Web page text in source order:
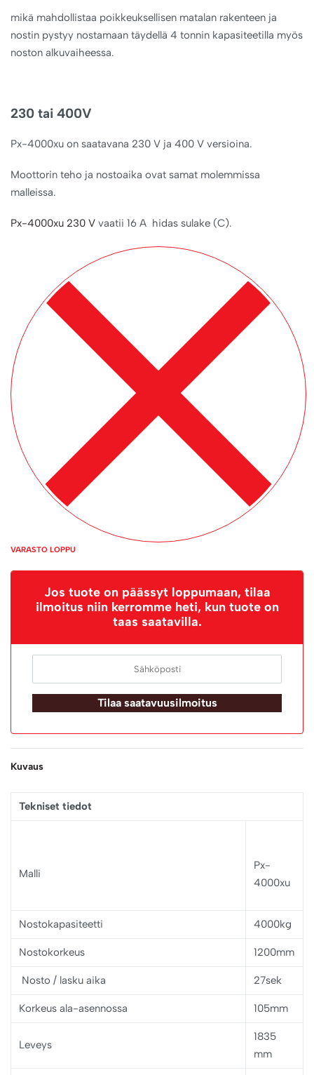
mikä mahdollistaa poikkeuksellisen matalan rakenteen ja
nostin pystyy nostamaan täydellä 4 tonnin kapasiteetilla myös
noston alkuvaiheessa.
230 tai 400V
Px-4000xu on saatavana 230 V ja 400 V versioina.
Moottorin teho ja nostoaika ovat samat molemmissa
malleissa.
Px-4000xu 230 V vaatii 16 A hidas sulake (C).
VARASTO LOPPU
Jos tuote on päässyt loppumaan, tilaa
ilmoitus niin kerromme heti, kun tuote on
taas saatavilla.
Tilaa saatavuusilmoitus
Kuvaus
Tekniset tiedot
Malli
Px-
4000xu
Nostokapasiteetti 4000kg
Nostokorkeus 1200mm
Nosto / lasku aika 27sek
Korkeus ala-asennossa 105mm
Leveys
1835
mm